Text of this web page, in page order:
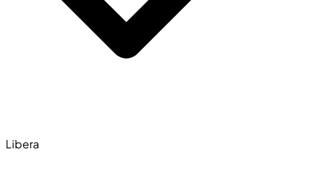
Libera